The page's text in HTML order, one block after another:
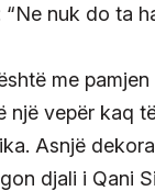
“Ne nuk do ta
me
një vepër kaq
Asnjë
djali i Qani